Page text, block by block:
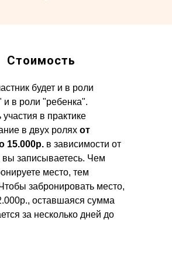
Стоимость
будет и в роли
и в роли "ребенка".
в практике
в двух ролях от
15.000р. в зависимости от
вы записываетесь. Чем
место, тем
забронировать место,
оставшаяся сумма
за несколько дней до